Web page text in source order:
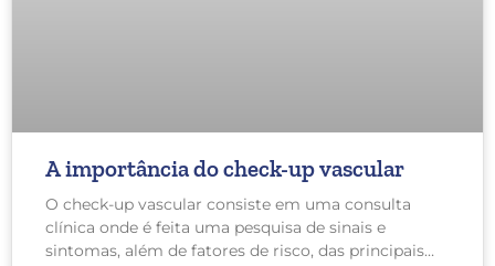
A importância do check-up vascular
O check-up vascular consiste em uma consulta
clínica onde é feita uma pesquisa de sinais e
sintomas, além de fatores de risco, das principais